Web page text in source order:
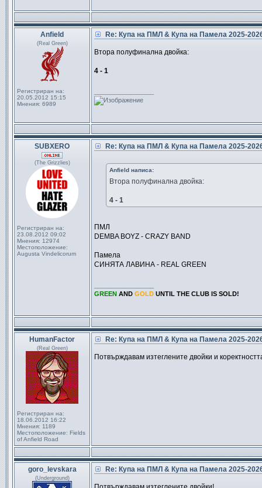
Anfield
(Real Green)
Регистриран на:
20.05.2012 15:15
Мнения: 6989
Re: Купа на ПМЛ & Купа на Памела 2025-
Втора полуфинална двойка:
4 - 1
SUBXERO
(The Grizzlies)
Регистриран на:
23.08.2012 09:02
Мнения: 12974
Местоположение:
Augusta Vindelicorum
Re: Купа на ПМЛ & Купа на Памела 2025-
Anfield написа:
Втора полуфинална двойка:
4 - 1
ПМЛ
DEMBA BOYZ - CRAZY BAND
Памела
СИНЯТА ЛАВИНА - REAL GREEN
GREEN AND GOLD UNTIL THE CLUB IS SOLD!
HumanFactor
(Real Green)
Регистриран на:
18.06.2012 16:22
Мнения: 1189
Местоположение: Fields
of Anfield Road
Re: Купа на ПМЛ & Купа на Памела 2025-
Потвърждавам изтеглените двойки и
goro_levskara
(Underground)
Re: Купа на ПМЛ & Купа на Памела 2025-